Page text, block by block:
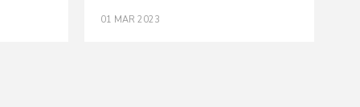
01 MAR 2023